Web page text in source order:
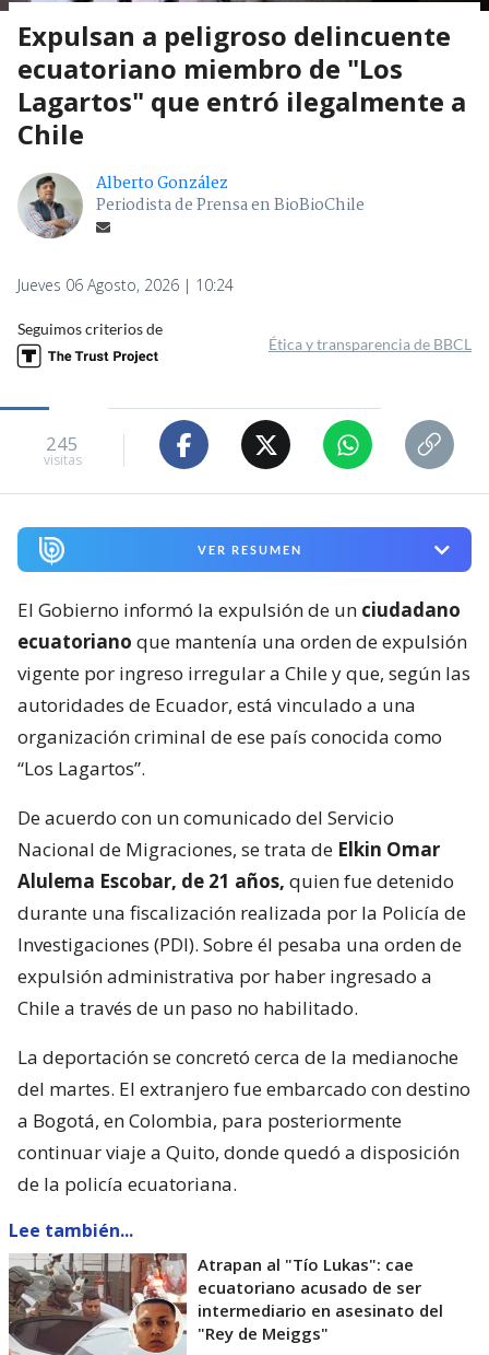
Expulsan a peligroso delincuente
ecuatoriano miembro de "Los
Lagartos" que entró ilegalmente a
Chile
Alberto González
Periodista de Prensa en BioBioChile
Jueves 06 Agosto, 2026 | 10:24
Seguimos criterios de
Ética y transparencia de BBCL
245
visitas
VER RESUMEN
El Gobierno informó la expulsión de un ciudadano
ecuatoriano que mantenía una orden de expulsión
vigente por ingreso irregular a Chile y que, según las
autoridades de Ecuador, está vinculado a una
organización criminal de ese país conocida como
“Los Lagartos”.
De acuerdo con un comunicado del Servicio
Nacional de Migraciones, se trata de Elkin Omar
Alulema Escobar, de 21 años, quien fue detenido
durante una fiscalización realizada por la Policía de
Investigaciones (PDI). Sobre él pesaba una orden de
expulsión administrativa por haber ingresado a
Chile a través de un paso no habilitado.
La deportación se concretó cerca de la medianoche
del martes. El extranjero fue embarcado con destino
a Bogotá, en Colombia, para posteriormente
continuar viaje a Quito, donde quedó a disposición
de la policía ecuatoriana.
Lee también...
Atrapan al "Tío Lukas": cae
ecuatoriano acusado de ser
intermediario en asesinato del
"Rey de Meiggs"